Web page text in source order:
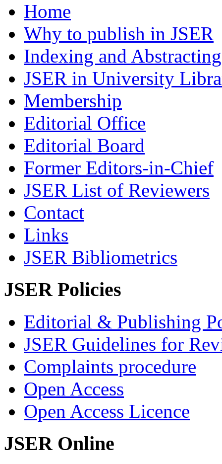
Home
Why to publish in JSER
Indexing and Abstracting
JSER in University
Membership
Editorial Office
Editorial Board
Former Editors-in-Chief
JSER List of Reviewers
Contact
Links
JSER Bibliometrics
JSER Policies
Editorial & Publishing
JSER Guidelines for
Complaints procedure
Open Access
Open Access Licence
JSER Online